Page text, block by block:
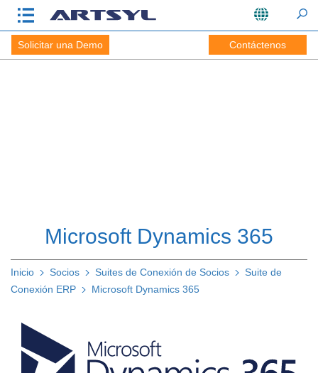
Solicitar una Demo Contáctenos
Microsoft Dynamics 365
Inicio Socios Suites de Conexión de Socios
Suite de
Conexión ERP
Microsoft Dynamics 365